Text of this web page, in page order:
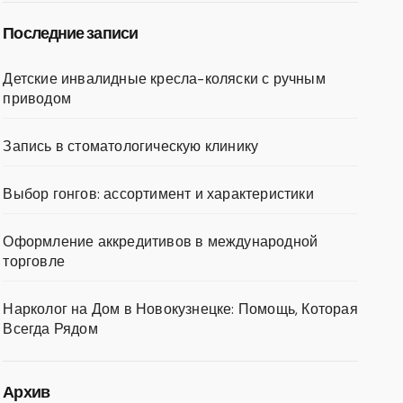
Последние записи
Детские инвалидные кресла-коляски с ручным
приводом
Запись в стоматологическую клинику
Выбор гонгов: ассортимент и характеристики
Оформление аккредитивов в международной
торговле
Нарколог на Дом в Новокузнецке: Помощь, Которая
Всегда Рядом
Архив